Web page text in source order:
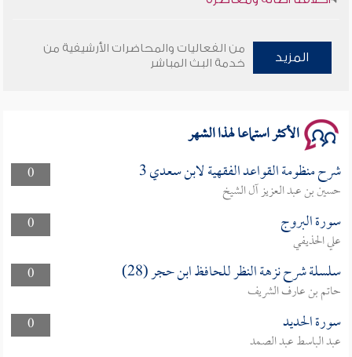
سلسلة محاضرات نفحات رمضانية 1444هـ
المزيد
من الفعاليات والمحاضرات الأرشيفية من
خدمة البث المباشر
الأكثر استماعا لهذا الشهر
0 شرح منظومة القواعد الفقهية لابن سعدي 3
حسين بن عبد العزيز آل الشيخ
0
سورة البروج
علي الحذيفي
0
سلسلة شرح نزهة النظر للحافظ ابن حجر (28)
حاتم بن عارف الشريف
0
سورة الحديد
عبد الباسط عبد الصمد